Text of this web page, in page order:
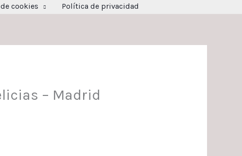
cookies Política de privacidad
– Madrid